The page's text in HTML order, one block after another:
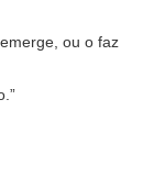
ou o faz